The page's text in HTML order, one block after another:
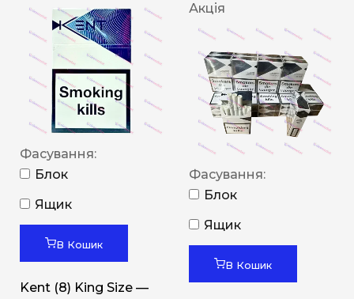
Фасування:
Блок
Ящик
В Кошик
Kent (8) King Size —
Акція
Фасування:
Блок
Ящик
В Кошик